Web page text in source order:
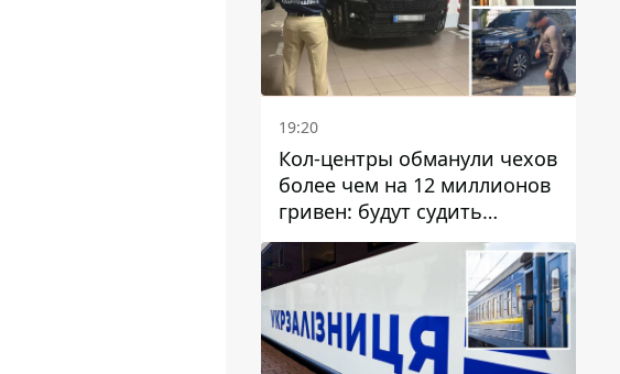
19:20
Кол-центры обманули чехов
более чем на 12 миллионов
гривен: будут судить
днепрянина,
организовавшего
транснациональную
преступную организацию